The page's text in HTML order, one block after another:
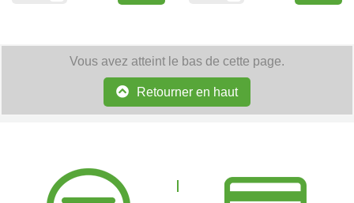
Vous avez atteint le bas de cette page.
Retourner en haut